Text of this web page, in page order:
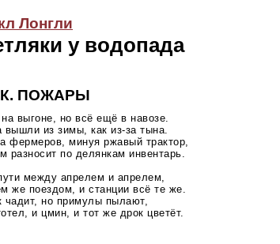
Лонгли
у водопада
ПОЖАРЫ
выгоне, но всё ещё в навозе.
вышли из зимы, какиз-за тына.
фермеров, минуя ржавый трактор,
разносит по делянкам инвентарь.
между апрелем и апрелем,
же поездом, и станции всё те же.
чадит, но примулы пылают,
и цмин, и тот же дрок цветёт.